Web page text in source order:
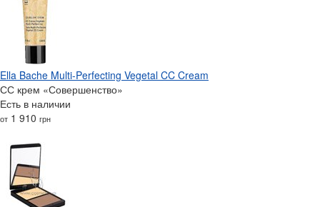
Ella Bache Multi-Perfecting Vegetal CC Cream
СС крем «Совершенство»
Есть в наличии
от 1 910 грн